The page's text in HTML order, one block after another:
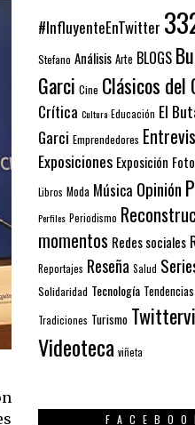
#InfluyenteEnTwitter
Stefano Análisis Arte BLOGS
Garci Cine Clásicos del
Crítica Cultura Educación El
Garci Emprendedores
Exposiciones Exposición
Libros Moda Música Opinión
Perfiles Periodismo
momentos Redes sociales
Reportajes Reseña Salud
Solidaridad Tecnología Tendencias
Tradiciones Turismo
Videoteca viñeta